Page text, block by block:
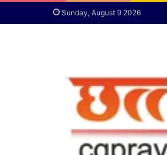
Sunday, August 9 2026